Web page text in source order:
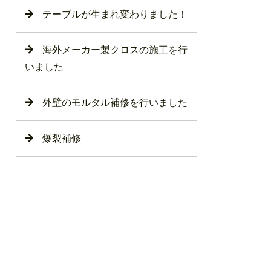
テーブルが生まれ変わりました！
海外メーカー製クロスの施工を行
いました
外壁のモルタル補修を行いました
爆裂補修